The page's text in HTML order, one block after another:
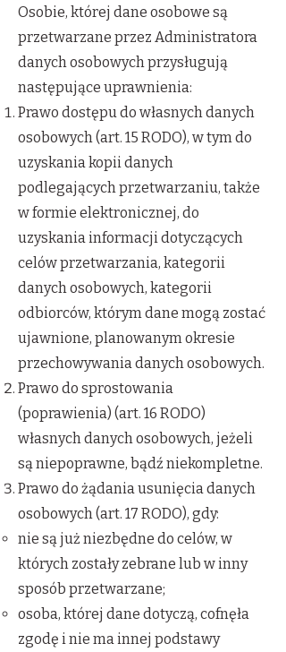
Osobie, której dane osobowe są
przetwarzane przez Administratora
danych osobowych przysługują
następujące uprawnienia:
Prawo dostępu do własnych danych
osobowych (art. 15 RODO), w tym do
uzyskania kopii danych
podlegających przetwarzaniu, także
w formie elektronicznej, do
uzyskania informacji dotyczących
celów przetwarzania, kategorii
danych osobowych, kategorii
odbiorców, którym dane mogą zostać
ujawnione, planowanym okresie
przechowywania danych osobowych.
Prawo do sprostowania
(poprawienia) (art. 16 RODO)
własnych danych osobowych, jeżeli
są niepoprawne, bądź niekompletne.
Prawo do żądania usunięcia danych
osobowych (art. 17 RODO), gdy:
nie są już niezbędne do celów, w
których zostały zebrane lub w inny
sposób przetwarzane;
osoba, której dane dotyczą, cofnęła
zgodę i nie ma innej podstawy